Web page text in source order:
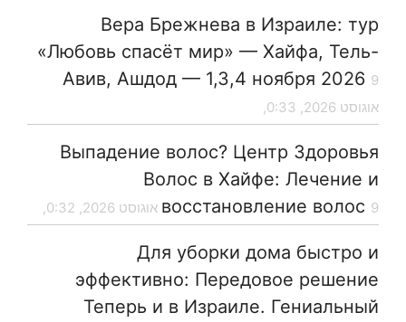
Вера Брежнева в Израиле: тур
«Любовь спасёт мир» — Хайфа, Тель-
Авив, Ашдод — 1,3,4 ноября 2026 9
אוגוסט 2026, 0:33,
Выпадение волос? Центр Здоровья
Волос в Хайфе: Лечение и
восстановление волос 9 אוגוסט 2026, 0:32,
Для уборки дома быстро и
эффективно: Передовое решение
Теперь и в Израиле. Гениальный